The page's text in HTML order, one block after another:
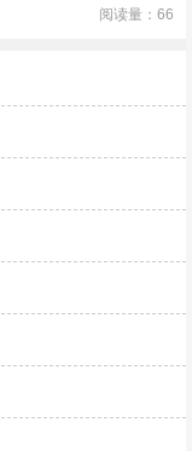
阅读量：66